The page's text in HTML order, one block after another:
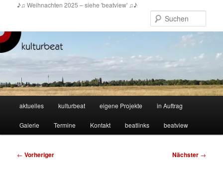
springen
♪♫ Weihnachten 2025 – siehe 'beatview' ♫♪
aktuelles kulturbeat eigene Projekte in Auftrag
Galerie Termine Kontakt beatlinks beatview
Beitragsnavigation
← Vorheriger Nächster →